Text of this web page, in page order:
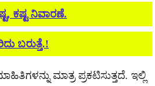
ಕಷ್ಟ ನಿವಾರಣೆ.
ಬರುತ್ತೆ.!
ಮಾತ್ರ ಪ್ರಕಟಿಸುತ್ತದೆ. ಇಲ್ಲಿ